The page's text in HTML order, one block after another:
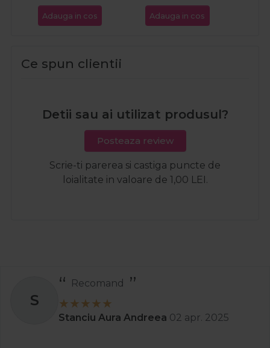
Adauga in cos Adauga in cos
Ce spun clientii
Detii sau ai utilizat produsul?
Posteaza review
Scrie-ti parerea si castiga puncte de
loialitate in valoare de 1,00 LEI.
S
Recomand
Stanciu Aura Andreea 02 apr. 2025